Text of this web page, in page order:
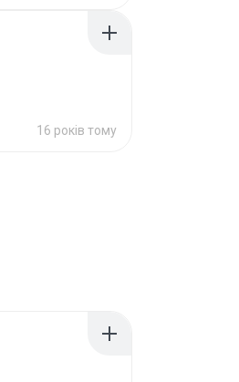
16 років тому